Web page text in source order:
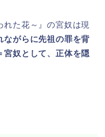
れた花～』の宮奴は現
ながらに先祖の罪を背
宮奴として、正体を隠